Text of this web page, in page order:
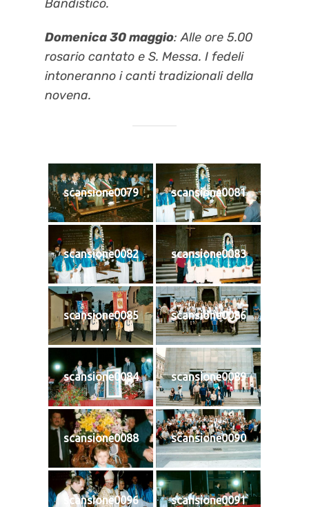
Bandistico.
Domenica 30 maggio: Alle ore 5.00
rosario cantato e S. Messa. I fedeli
intoneranno i canti tradizionali della
novena.
scansione0079 scansione0081
scansione0082 scansione0083
scansione0085 scansione0086
scansione0084 scansione0089
scansione0088 scansione0090
scansione0096 scansione0091